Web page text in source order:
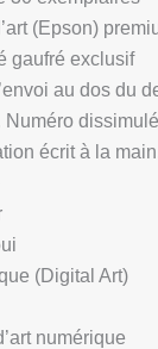
(Epson)
gaufré exclusif
au dos du
écrit à la main.
(Digital Art)
numérique